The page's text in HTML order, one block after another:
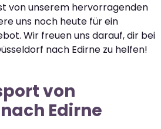
von unserem hervorragenden
uns noch heute für ein
Wir freuen uns darauf, dir bei
nach Edirne zu helfen!
von
Edirne